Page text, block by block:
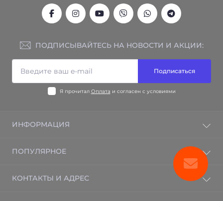
ПОДПИСЫВАЙТЕСЬ НА НОВОСТИ И АКЦИИ:
Подписаться
Я прочитал Оплата и согласен с условиями
ИНФОРМАЦИЯ
Отзывы
Возврат товара
ПОПУЛЯРНОЕ
Электрорадиаторы BRAVO
КОНТАКТЫ И АДРЕС